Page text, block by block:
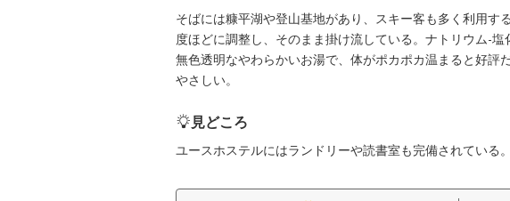
そばには糠平湖や登山基地があり、スキー客も多く利用す
度ほどに調整し、そのまま掛け流している。ナトリウム-
無色透明なやわらかいお湯で、体がポカポカ温まると好評
やさしい。
見どころ
ユースホステルにはランドリーや読書室も完備されている。